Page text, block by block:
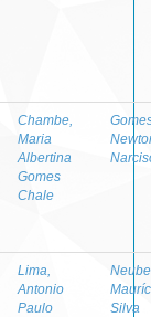
Chambe,
Maria
Albertina
Gomes
Chale
Lima,
Antonio
Paulo
Silva